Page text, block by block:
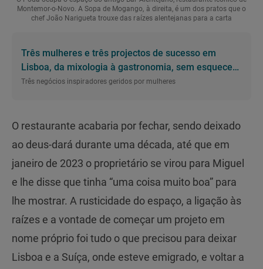
Montemor-o-Novo. A Sopa de Mogango, à direita, é um dos pratos que o
chef João Narigueta trouxe das raízes alentejanas para a carta
Três mulheres e três projectos de sucesso em
Lisboa, da mixologia à gastronomia, sem esquecer
o vinho
Três negócios inspiradores geridos por mulheres
O restaurante acabaria por fechar, sendo deixado
ao deus-dará durante uma década, até que em
janeiro de 2023 o proprietário se virou para Miguel
e lhe disse que tinha “uma coisa muito boa” para
lhe mostrar. A rusticidade do espaço, a ligação às
raízes e a vontade de começar um projeto em
nome próprio foi tudo o que precisou para deixar
Lisboa e a Suíça, onde esteve emigrado, e voltar a